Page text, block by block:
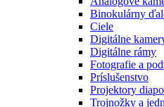
Binokulárny
Ciele
Digitálne
Digitálne rámy
Fotografie a
Príslušenstvo
Projektory
Trojnožky a